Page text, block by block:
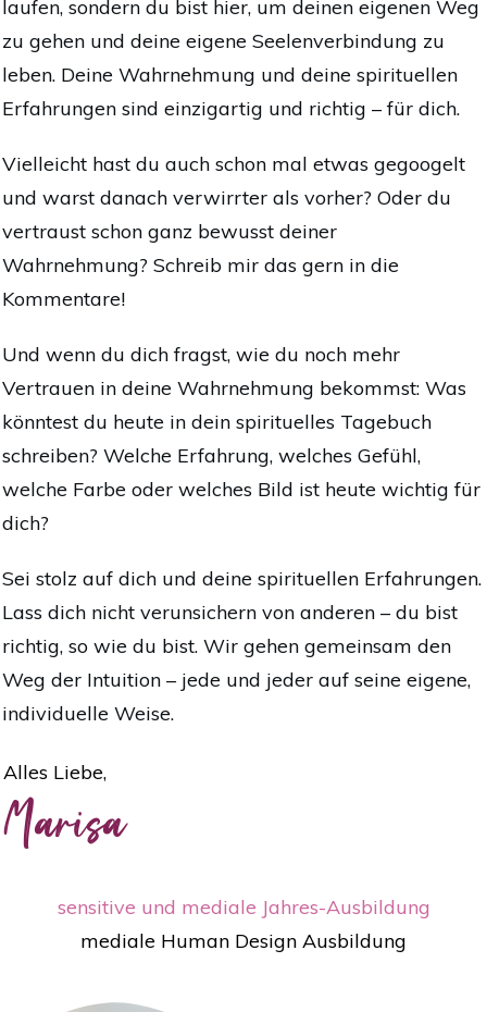
laufen, sondern du bist hier, um deinen eigenen Weg
zu gehen und deine eigene Seelenverbindung zu
leben. Deine Wahrnehmung und deine spirituellen
Erfahrungen sind einzigartig und richtig – für dich.
Vielleicht hast du auch schon mal etwas gegoogelt
und warst danach verwirrter als vorher? Oder du
vertraust schon ganz bewusst deiner
Wahrnehmung? Schreib mir das gern in die
Kommentare!
Und wenn du dich fragst, wie du noch mehr
Vertrauen in deine Wahrnehmung bekommst: Was
könntest du heute in dein spirituelles Tagebuch
schreiben? Welche Erfahrung, welches Gefühl,
welche Farbe oder welches Bild ist heute wichtig für
dich?
Sei stolz auf dich und deine spirituellen Erfahrungen.
Lass dich nicht verunsichern von anderen – du bist
richtig, so wie du bist. Wir gehen gemeinsam den
Weg der Intuition – jede und jeder auf seine eigene,
individuelle Weise.
Alles Liebe,
Marisa
sensitive und mediale Jahres-Ausbildung
mediale Human Design Ausbildung